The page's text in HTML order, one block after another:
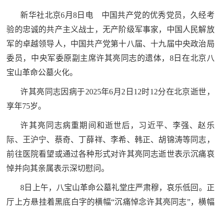
防
全
民
国
子
兵
国
动
员
国
防
动
民
新华社北京6月8日电 中国共产党的优秀党员，久经考
验的忠诚的共产主义战士，无产阶级军事家，中国人民解放
军的卓越领导人，中国共产党第十八届、十九届中央政治局
委员，中央军委原副主席许其亮同志的遗体，8日在北京八
宝山革命公墓火化。
许其亮同志因病于2025年6月2日12时12分在北京逝世，
享年75岁。
许其亮同志病重期间和逝世后，习近平、李强、赵乐
际、王沪宁、蔡奇、丁薛祥、李希、韩正、胡锦涛等同志，
前往医院看望或通过各种形式对许其亮同志逝世表示沉痛哀
悼并向其亲属表示深切慰问。
8日上午，八宝山革命公墓礼堂庄严肃穆，哀乐低回。正
厅上方悬挂着黑底白字的横幅“沉痛悼念许其亮同志”，横幅